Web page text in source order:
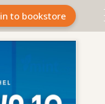
to bookstore